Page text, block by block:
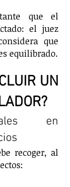
que el
el juez
que
equilibrado.
UN
en
recoger, al